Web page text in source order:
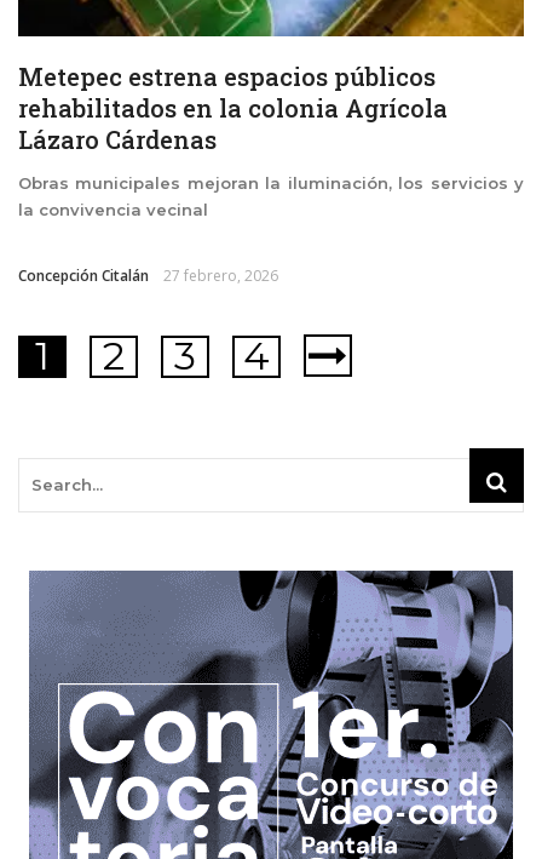
Metepec estrena espacios públicos
rehabilitados en la colonia Agrícola
Lázaro Cárdenas
Obras municipales mejoran la iluminación, los servicios y
la convivencia vecinal
Concepción Citalán 27 febrero, 2026
1 2 3 4